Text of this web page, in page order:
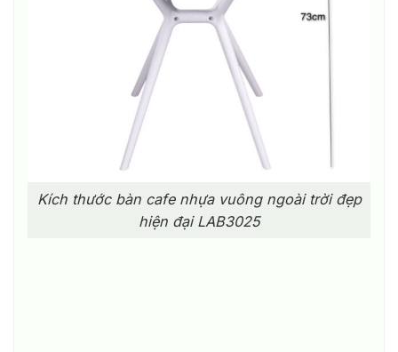
Kích thước bàn cafe nhựa vuông ngoài trời đẹp
hiện đại LAB3025